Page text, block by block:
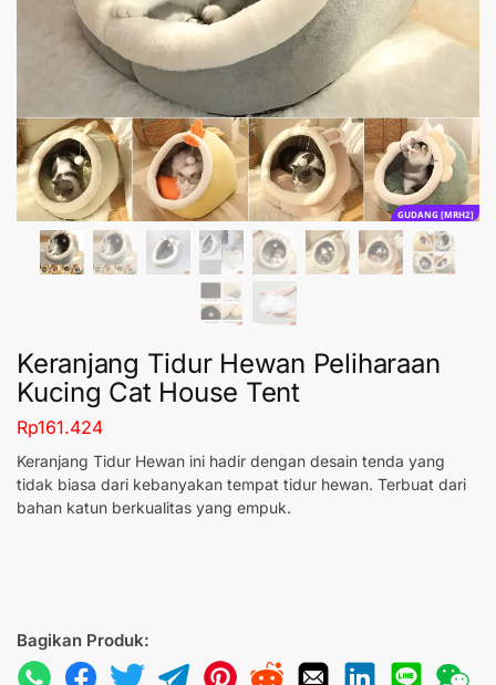
GUDANG [MRH2]
Keranjang Tidur Hewan Peliharaan
Kucing Cat House Tent
Rp161.424
Keranjang Tidur Hewan ini hadir dengan desain tenda yang
tidak biasa dari kebanyakan tempat tidur hewan. Terbuat dari
bahan katun berkualitas yang empuk.
Bagikan Produk: